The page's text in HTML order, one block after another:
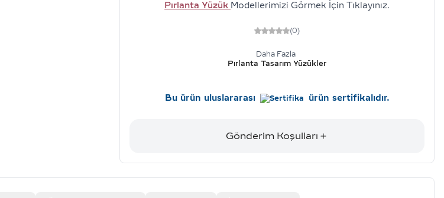
Pırlanta Yüzük Modellerimizi Görmek İçin Tıklayınız.
(0)
Daha Fazla
Pırlanta Tasarım Yüzükler
Bu ürün uluslararası ürün sertifikalıdır.
Gönderim Koşulları